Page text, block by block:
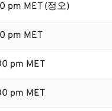
pm MET (정오)
pm MET
pm MET
pm MET